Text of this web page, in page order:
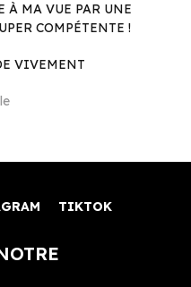
À MA VUE PAR UNE
COMPÉTENTE !
VIVEMENT
TIKTOK